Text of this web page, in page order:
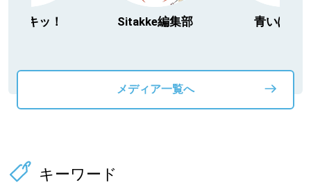
日ドキッ！ Sitakke編集部 青いぽす
メディア一覧へ
キーワード